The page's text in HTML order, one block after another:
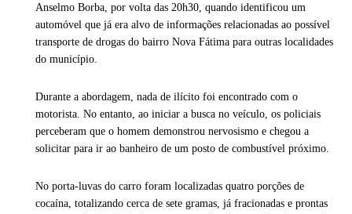
Anselmo Borba, por volta das 20h30, quando identificou um
automóvel que já era alvo de informações relacionadas ao possível
transporte de drogas do bairro Nova Fátima para outras localidades
do município.
Durante a abordagem, nada de ilícito foi encontrado com o
motorista. No entanto, ao iniciar a busca no veículo, os policiais
perceberam que o homem demonstrou nervosismo e chegou a
solicitar para ir ao banheiro de um posto de combustível próximo.
No porta-luvas do carro foram localizadas quatro porções de
cocaína, totalizando cerca de sete gramas, já fracionadas e prontas